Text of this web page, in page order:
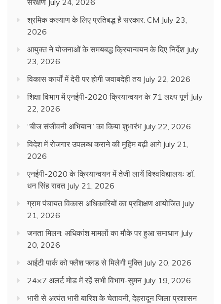
संरक्षण July 24, 2026
श्रमिक कल्याण के लिए प्रतिबद्ध है सरकार: CM July 23,
2026
आयुक्त ने योजनाओं के समयबद्ध क्रियान्वयन के दिए निर्देश July
23, 2026
विकास कार्यों में देरी पर होगी जवाबदेही तय July 22, 2026
शिक्षा विभाग में एनईपी-2020 क्रियान्वयन के 71 लक्ष्य पूर्ण July
22, 2026
“बीज संजीवनी अभियान” का किया शुभारंभ July 22, 2026
विदेश में रोजगार उपलब्ध कराने की मुहिम बढ़ी आगे July 21,
2026
एनईपी-2020 के क्रियान्वयन में तेजी लायें विश्वविद्यालयः डॉ.
धन सिंह रावत July 21, 2026
ग्राम पंचायत विकास अधिकारियों का प्रशिक्षण आयोजित July
21, 2026
जनता मिलन: अधिकांश मामलों का मौके पर हुआ समाधान July
20, 2026
आईटी पार्क को फ्लैश फ्लड से मिलेगी मुक्ति July 20, 2026
24×7 अलर्ट मोड में रहें सभी विभाग-सुमन July 19, 2026
भारी से अत्यंत भारी बारिश के चेतावनी, देहरादून जिला प्रशासन